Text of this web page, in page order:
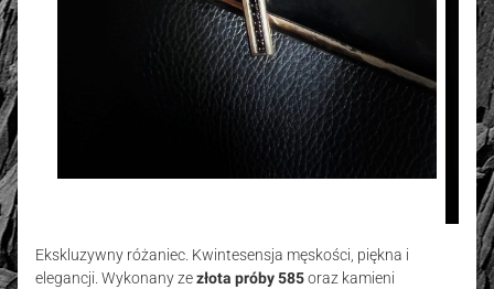
Ekskluzywny różaniec. Kwintesensja męskości, piękna i
elegancji. Wykonany zezłota próby 585oraz kamieni